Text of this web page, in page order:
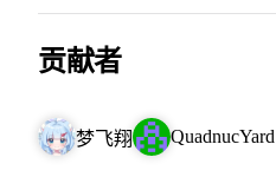
贡献者
梦飞翔 QuadnucYard